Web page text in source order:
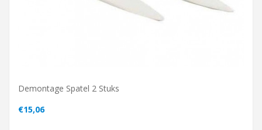
Demontage Spatel 2 Stuks
€15,06